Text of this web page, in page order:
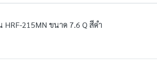
HRF-215MN ขนาด 7.6 Q สีดำ